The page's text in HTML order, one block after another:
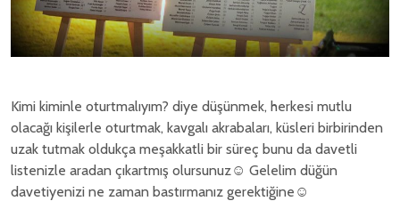
Kimi kiminle oturtmalıyım? diye düşünmek, herkesi mutlu
olacağı kişilerle oturtmak, kavgalı akrabaları, küsleri birbirinden
uzak tutmak oldukça meşakkatli bir süreç bunu da davetli
listenizle aradan çıkartmış olursunuz☺ Gelelim düğün
davetiyenizi ne zaman bastırmanız gerektiğine☺